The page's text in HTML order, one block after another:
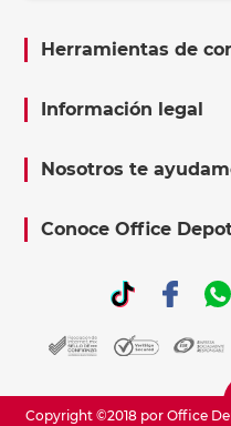
Herramientas de
Información legal
Nosotros te
Conoce Office
Copyright ©2018 por Office